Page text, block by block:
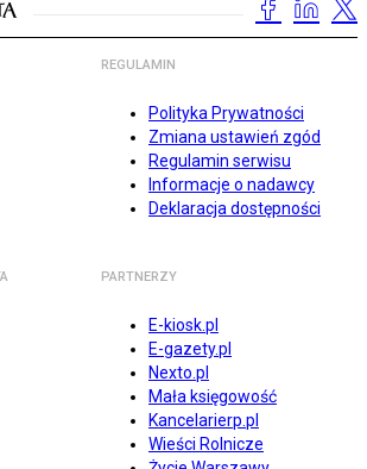
REGULAMIN
Polityka Prywatności
Zmiana ustawień zgód
Regulamin serwisu
Informacje o nadawcy
Deklaracja dostępności
PARTNERZY
E-kiosk.pl
E-gazety.pl
Nexto.pl
Mała księgowość
Kancelarierp.pl
Wieści Rolnicze